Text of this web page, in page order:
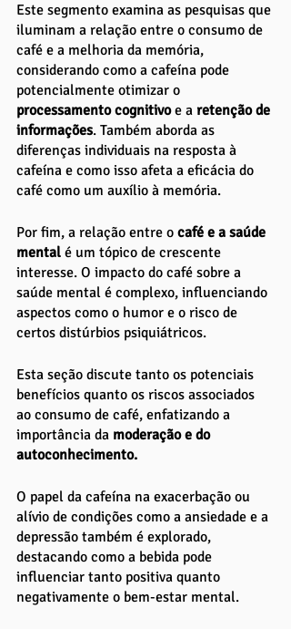
Este segmento examina as pesquisas que
iluminam a relação entre o consumo de
café e a melhoria da memória,
considerando como a cafeína pode
potencialmente otimizar o
processamento cognitivo e a retenção de
informações. Também aborda as
diferenças individuais na resposta à
cafeína e como isso afeta a eficácia do
café como um auxílio à memória.
Por fim, a relação entre o café e a saúde
mental é um tópico de crescente
interesse. O impacto do café sobre a
saúde mental é complexo, influenciando
aspectos como o humor e o risco de
certos distúrbios psiquiátricos.
Esta seção discute tanto os potenciais
benefícios quanto os riscos associados
ao consumo de café, enfatizando a
importância da moderação e do
autoconhecimento.
O papel da cafeína na exacerbação ou
alívio de condições como a ansiedade e a
depressão também é explorado,
destacando como a bebida pode
influenciar tanto positiva quanto
negativamente o bem-estar mental.